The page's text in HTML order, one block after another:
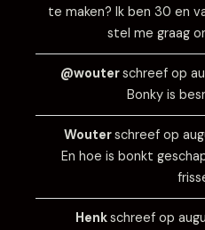
te maken? Ik ben 30 en
stel me graag
@wouterschreef op
Bonky is
Wouterschreef op
En hoe is bonkt
Henkschreef op